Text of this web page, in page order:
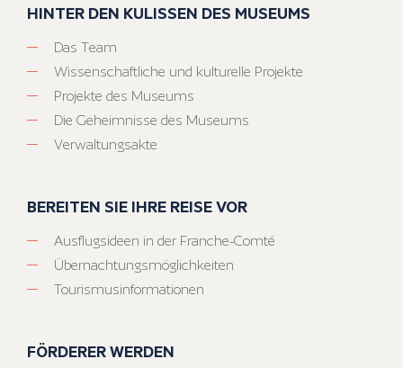
HINTER DEN KULISSEN DES MUSEUMS
Das Team
Wissenschaftliche und kulturelle Projekte
Projekte des Museums
Die Geheimnisse des Museums
Verwaltungsakte
BEREITEN SIE IHRE REISE VOR
Ausflugsideen in der Franche-Comté
Übernachtungsmöglichkeiten
Tourismusinformationen
FÖRDERER WERDEN